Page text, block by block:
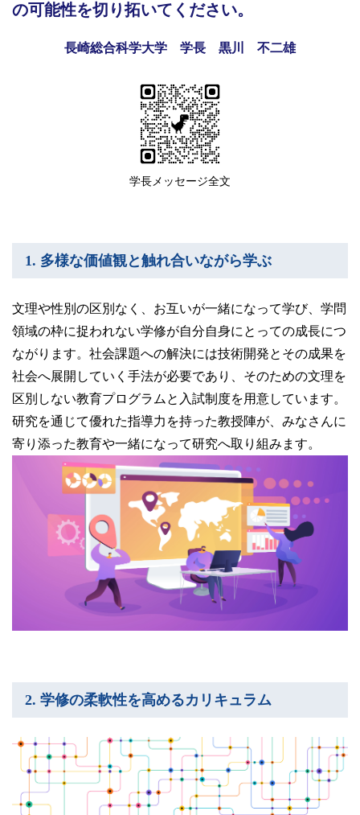
卒業生の方
お問い合わせ
閉じる
の可能性を切り拓いてください。
長崎総合科学大学 学長 黒川 不二雄
学長メッセージ全文
1. 多様な価値観と触れ合いながら学ぶ
文理や性別の区別なく、お互いが一緒になって学び、学問
領域の枠に捉われない学修が自分自身にとっての成長につ
ながります。社会課題への解決には技術開発とその成果を
社会へ展開していく手法が必要であり、そのための文理を
区別しない教育プログラムと入試制度を用意しています。
研究を通じて優れた指導力を持った教授陣が、みなさんに
寄り添った教育や一緒になって研究へ取り組みます。
2. 学修の柔軟性を高めるカリキュラム